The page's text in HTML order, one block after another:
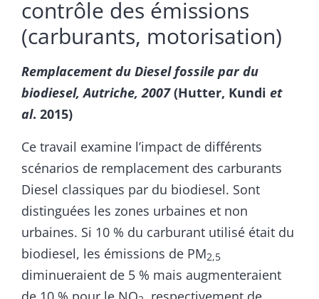
contrôle des émissions
(carburants, motorisation)
Remplacement du Diesel fossile par du
biodiesel, Autriche, 2007(Hutter, Kundi et
al. 2015)
Ce travail examine l’impact de différents
scénarios de remplacement des carburants
Diesel classiques par du biodiesel. Sont
distinguées les zones urbaines et non
urbaines. Si 10 % du carburant utilisé était du
biodiesel, les émissions de PM2,5
diminueraient de 5 % mais augmenteraient